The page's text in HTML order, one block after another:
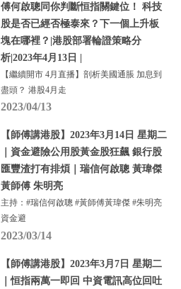
傅何啟聰同你判斷恒指關鍵位！ 科技
股是否已經否極泰來？下一個上升板
塊在哪裡？|港股部署輪證策略分
析|2023年4月13日 |
【繼續開市 4月直播】剖析美國通脹 加息到
盡頭？ 港股4月走
2023/04/13
【師傅講港股】2023年3月14日 星期二
｜資金避險公用股黃金股狂飆 銀行股
匯豐渣打有排煩｜瑞信何啟聰 黃瑋傑
黃師傅 朱明亮
主持：#瑞信何啟聰 #黃師傅黃瑋傑 #朱明亮
資金避
2023/03/14
【師傅講港股】2023年3月7日 星期二
｜恒指兩萬一即回 中資電訊高位回吐